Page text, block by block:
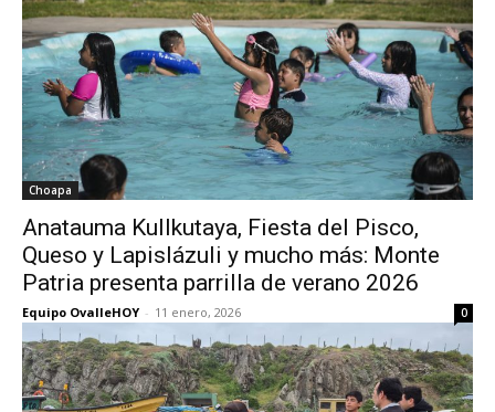
Choapa
Anatauma Kullkutaya, Fiesta del Pisco,
Queso y Lapislázuli y mucho más: Monte
Patria presenta parrilla de verano 2026
Equipo OvalleHOY - 11 enero, 2026 0